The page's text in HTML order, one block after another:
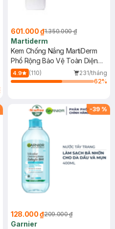
601.000 ₫1.350.000 ₫
Martiderm
Kem Chống Nắng MartiDerm
Phổ Rộng Bảo Vệ Toàn Diện
40ml
4.9 (110)
231/tháng
62%
-39 %
128.000 ₫209.000 ₫
Garnier